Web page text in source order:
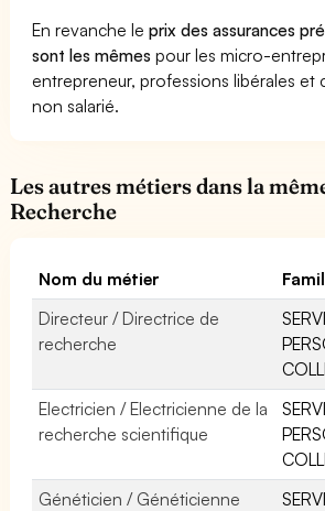
En revanche leprix des assurances
sont les mêmes pour les micro-
entrepreneur, professions libérales et
non salarié.
Les autres métiers dans la
Recherche
Nom du métier
Directeur / Directrice de
recherche
Electricien / Electricienne de la
recherche scientifique
Généticien / Généticienne